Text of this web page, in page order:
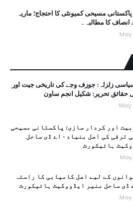
مسیحی کمیونٹی کا احتجاج؛ ماریہ
انصاف کا مطالبہ۔
سیاسی زلزلہ: جوزف وجے کی تاریخی جیت اور
حقائق تحریر: شکیل انجم ساون
May
اور کردار سازی: پاکستانی مسیحی
ترقی کی اصل بنیاد - اے ڈی ساحل
ہائیکورٹ
کے لیے اصل کامیابی کا راستہ
ڈی ساحل منیر ایڈووکیٹ ہائیکورٹ